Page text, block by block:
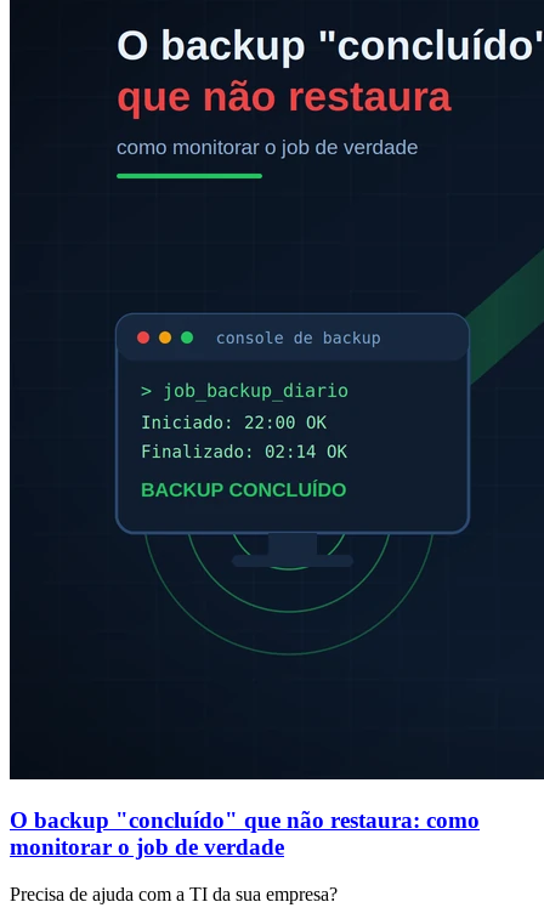
O backup "concluído" que não restaura: como
monitorar o job de verdade
Precisa de ajuda com a TI da sua empresa?